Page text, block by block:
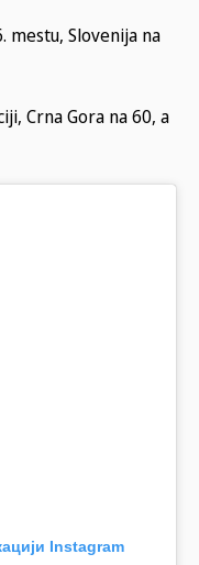
mestu, Slovenija na
Crna Gora na 60, a
Instagram